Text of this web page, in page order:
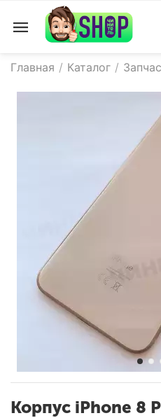
Главная / Каталог /
Корпус iPhone 8